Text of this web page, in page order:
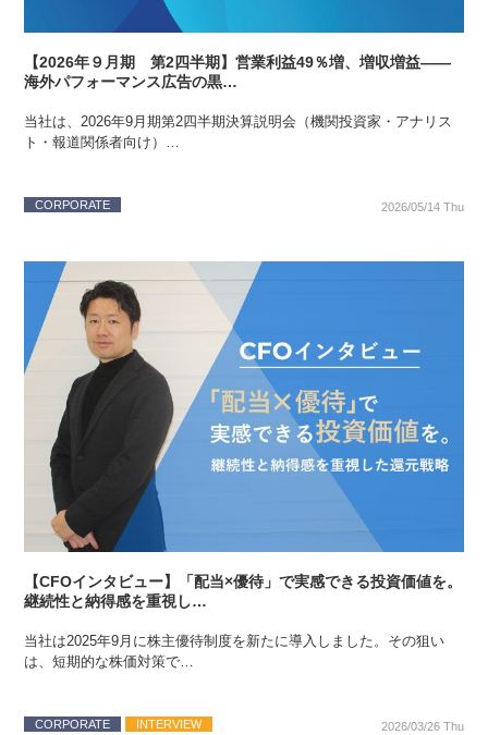
【2026年９月期 第2四半期】営業利益49％増、増収増益――
海外パフォーマンス広告の黒…
当社は、2026年9月期第2四半期決算説明会（機関投資家・アナリス
ト・報道関係者向け）…
CORPORATE 2026/05/14 Thu
【CFOインタビュー】「配当×優待」で実感できる投資価値を。
継続性と納得感を重視し…
当社は2025年9月に株主優待制度を新たに導入しました。その狙い
は、短期的な株価対策で…
CORPORATE INTERVIEW 2026/03/26 Thu